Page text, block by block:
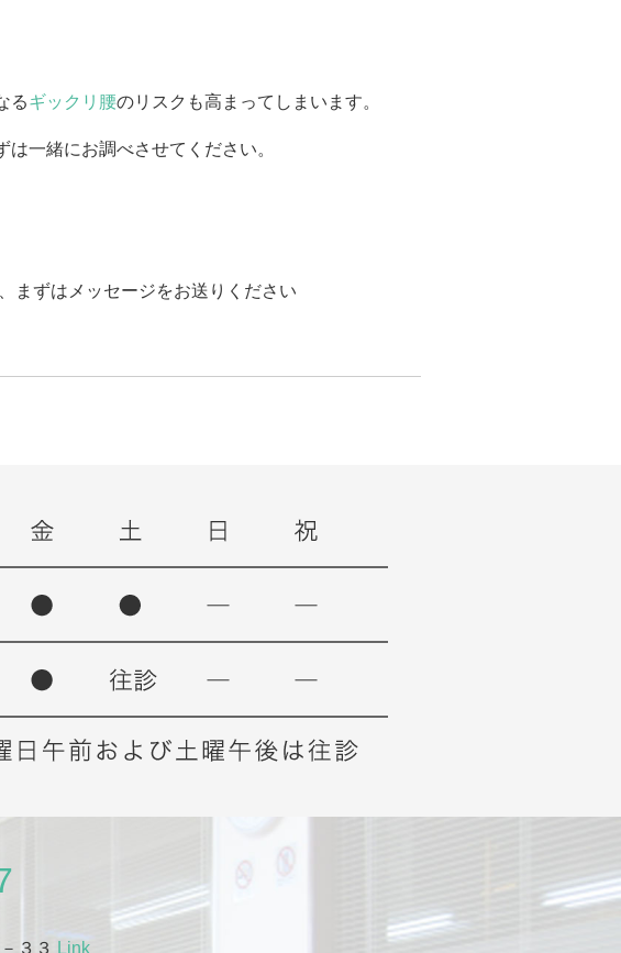
るギックリ腰のリスクも高まってしまいます。
一緒にお調べさせてください。
まずはメッセージをお送りください
３３ Link